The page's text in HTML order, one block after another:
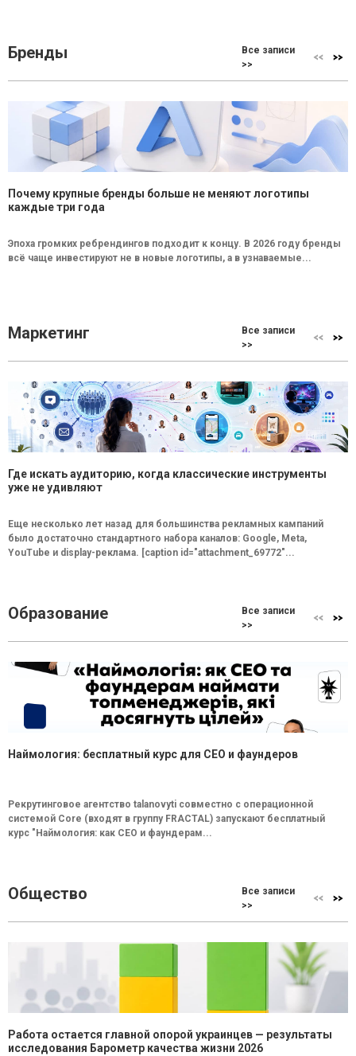
Бренды
Все записи
>>
Почему крупные бренды больше не меняют логотипы
каждые три года
Эпоха громких ребрендингов подходит к концу. В 2026 году бренды
всё чаще инвестируют не в новые логотипы, а в узнаваемые...
Маркетинг
Все записи
>>
Где искать аудиторию, когда классические инструменты
уже не удивляют
Еще несколько лет назад для большинства рекламных кампаний
было достаточно стандартного набора каналов: Google, Meta,
YouTube и display-реклама. [caption id="attachment_69772"...
Образование
Все записи
>>
Наймология: бесплатный курс для CEO и фаундеров
Рекрутинговое агентство talanovyti совместно с операционной
системой Core (входят в группу FRACTAL) запускают бесплатный
курс "Наймология: как СEO и фаундерам...
Общество
Все записи
>>
Работа остается главной опорой украинцев — результаты
исследования Барометр качества жизни 2026